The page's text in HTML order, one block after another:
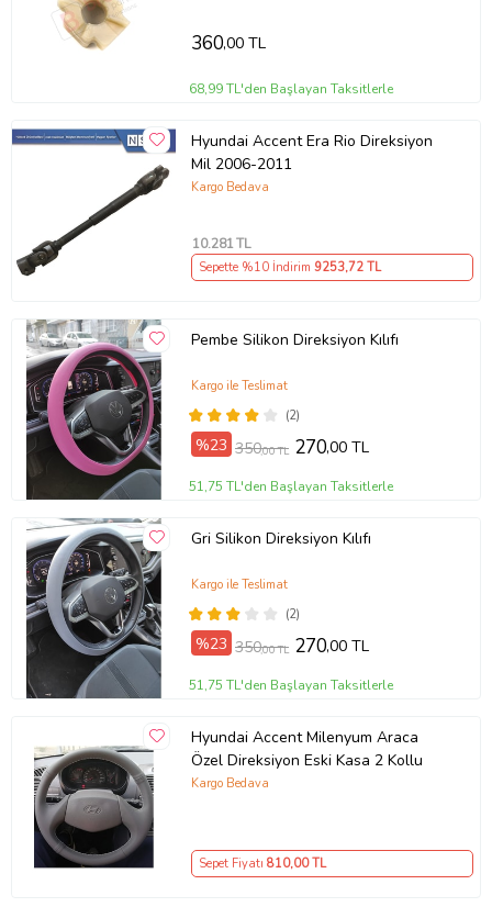
360,00 TL
68,99 TL'den Başlayan Taksitlerle
Hyundai Accent Era Rio Direksiyon
Mil 2006-2011
Kargo Bedava
10.281TL
Sepette %10 İndirim 9253,72 TL
Pembe Silikon Direksiyon Kılıfı
(2)
Kargo ile Teslimat
%23 350,00 TL 270,00 TL
51,75 TL'den Başlayan Taksitlerle
Gri Silikon Direksiyon Kılıfı
(2)
Kargo ile Teslimat
%23 350,00 TL 270,00 TL
51,75 TL'den Başlayan Taksitlerle
Hyundai Accent Milenyum Araca
Özel Direksiyon Eski Kasa 2 Kollu
Kargo Bedava
Sepet Fiyatı 810,00 TL